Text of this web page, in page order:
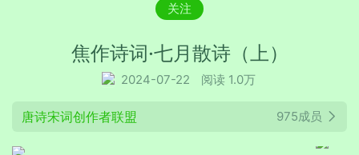
关注
焦作诗词·七月散诗（上）
2024-07-22 阅读 1.0万
唐诗宋词创作者联盟 975成员